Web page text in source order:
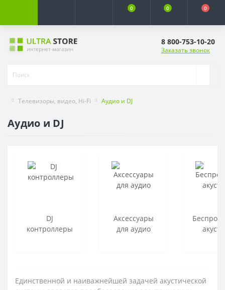
0 0 0
8 800-753-10-20
Заказать звонок
Телевизоры, видео, Hi-Fi Аудио и DJ
Аудио и DJ
DJ
контроллеры
Аксессуары
для аудио
Единственной и наиважнейшей задачей акустической